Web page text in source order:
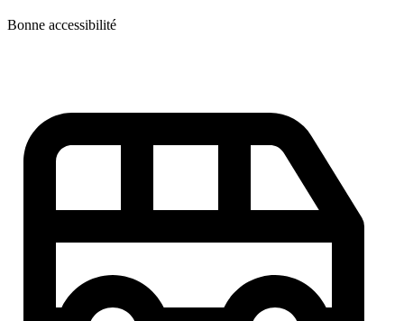
Bonne accessibilité